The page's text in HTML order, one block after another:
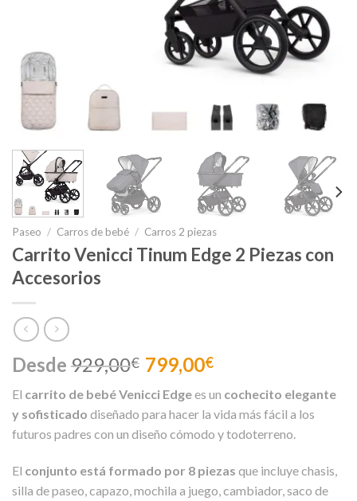
Paseo / Carros de bebé / Carros 2 piezas
Carrito Venicci Tinum Edge 2 Piezas con
Accesorios
Desde 929,00€ 799,00€
El carrito de bebé Venicci Edgees un cochecito elegante
y sofisticado diseñado para hacer la vida más fácil a los
futuros padres con un diseño cómodo y todoterreno.
El conjunto está formado por 8 piezas que incluye chasis,
silla de paseo, capazo, mochila a juego, cambiador, saco de